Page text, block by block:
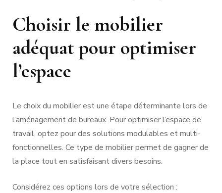
Choisir le mobilier
adéquat pour optimiser
l’espace
Le choix du mobilier est une étape déterminante lors de
l’aménagement de bureaux. Pour optimiser l’espace de
travail, optez pour des solutions modulables et multi-
fonctionnelles. Ce type de mobilier permet de gagner de
la place tout en satisfaisant divers besoins.
Considérez ces options lors de votre sélection :